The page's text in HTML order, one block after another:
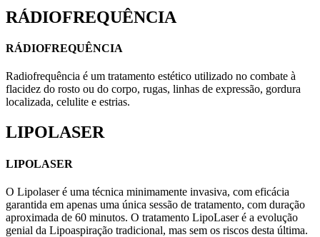
RÁDIOFREQUÊNCIA
RÁDIOFREQUÊNCIA
Radiofrequência é um tratamento estético utilizado no combate à
flacidez do rosto ou do corpo, rugas, linhas de expressão, gordura
localizada, celulite e estrias.
LIPOLASER
LIPOLASER
O Lipolaser é uma técnica minimamente invasiva, com eficácia
garantida em apenas uma única sessão de tratamento, com duração
aproximada de 60 minutos. O tratamento LipoLaser é a evolução
genial da Lipoaspiração tradicional, mas sem os riscos desta última.